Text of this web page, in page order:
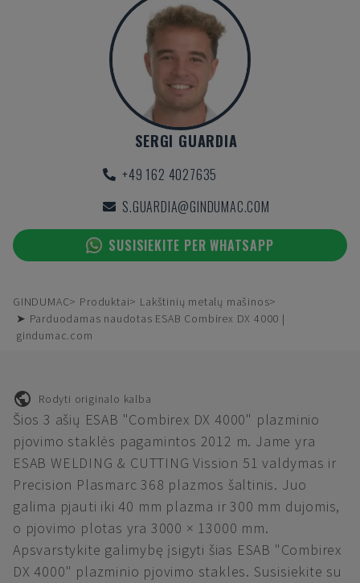
SERGI GUARDIA
+49 162 4027635
S.GUARDIA@GINDUMAC.COM
SUSISIEKITE PER WHATSAPP
GINDUMAC Produktai
Lakštinių metalų mašinos
➤ Parduodamas naudotas ESAB Combirex DX 4000 |
gindumac.com
Rodyti originalo kalba
Šios 3 ašių ESAB "Combirex DX 4000" plazminio
pjovimo staklės pagamintos 2012 m. Jame yra
ESAB WELDING & CUTTING Vission 51 valdymas ir
Precision Plasmarc 368 plazmos šaltinis. Juo
galima pjauti iki 40 mm plazma ir 300 mm dujomis,
o pjovimo plotas yra 3000 × 13000 mm.
Apsvarstykite galimybę įsigyti šias ESAB "Combirex
DX 4000" plazminio pjovimo stakles. Susisiekite su